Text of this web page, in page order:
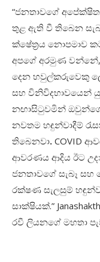
“ජනතාවගේ
තුළ ඇති වී තිබෙන
ක්ෂේත්‍රය නොපමාව
අපගේ අරමුණ වන්නේ,
දෙන හවුල්කරුවෙකු
සහ විනිවිදභාවයෙන්
නඟාසිටුවමින්
නවතම හඳුන්වාදීම්
තිබෙනවා. COVID
ආවරණය ආදිය ඊට
ජනතාවගේ සැබෑ
රක්ෂණ සැලසුම්
සාක්ෂියක්.”
රවී ලියනගේ මහතා